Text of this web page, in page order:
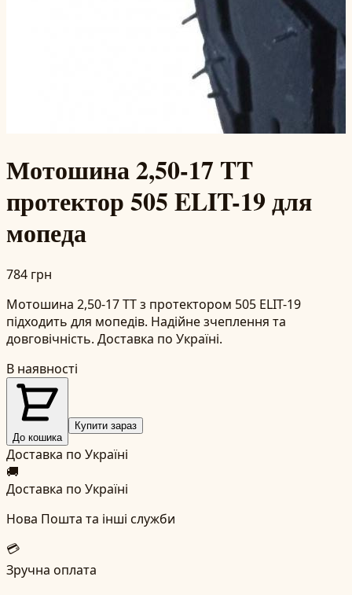
Мотошина 2,50-17 TT
протектор 505 ELIT-19 для
мопеда
784 грн
Мотошина 2,50-17 TT з протектором 505 ELIT-19
підходить для мопедів. Надійне зчеплення та
довговічність. Доставка по Україні.
В наявності
До кошика
Купити зараз
Доставка по Україні
🚚
Доставка по Україні
Нова Пошта та інші служби
💳
Зручна оплата